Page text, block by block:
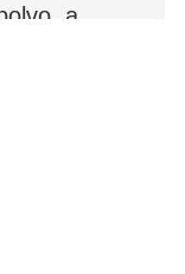
a
de
embalaje
en el